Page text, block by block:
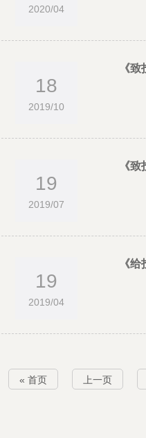
2020/04
18
2019/10
《
19
2019/07
《
19
2019/04
《
« 首页 上一页